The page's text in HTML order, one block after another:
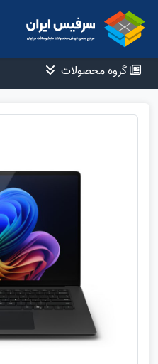
گروه محصولات